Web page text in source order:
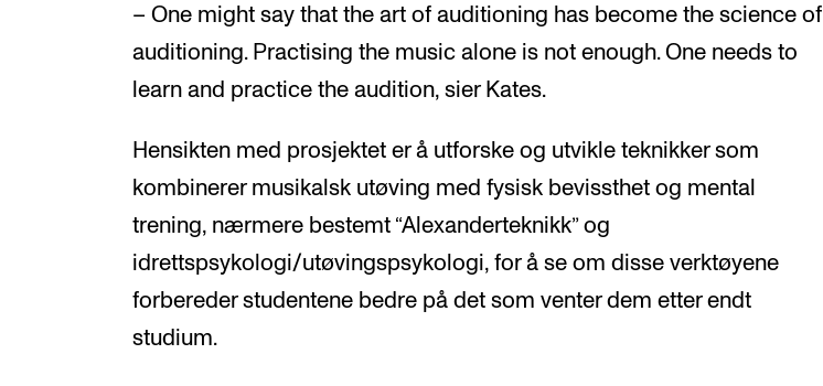
– One might say that the art of auditioning has become the science of
auditioning. Practising the music alone is not enough. One needs to
learn and practice the audition, sier Kates.
Hensikten med prosjektet er å utforske og utvikle teknikker som
kombinerer musikalsk utøving med fysisk bevissthet og mental
trening, nærmere bestemt “Alexanderteknikk” og
idrettspsykologi/utøvingspsykologi, for å se om disse verktøyene
forbereder studentene bedre på det som venter dem etter endt
studium.